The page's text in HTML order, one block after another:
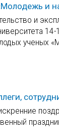
и
и
ученых